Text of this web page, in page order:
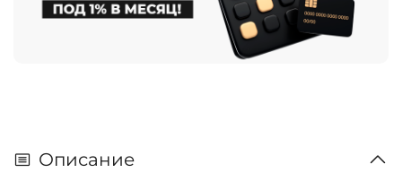
Описание